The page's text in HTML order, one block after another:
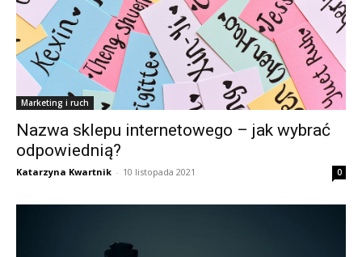
Marketing i ruch
Nazwa sklepu internetowego – jak wybrać
odpowiednią?
Katarzyna Kwartnik - 10 listopada 2021 0